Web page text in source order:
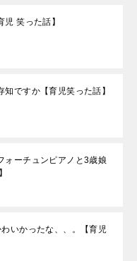
笑った話】
知ですか【育児笑った話】
ォーチュンピアノと3歳娘
いかったな、、。【育児